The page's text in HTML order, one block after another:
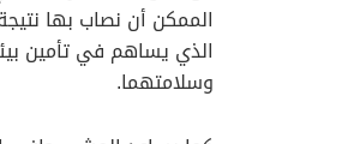
الممكن أن نصاب بها
الذي يساهم في تأمين
وسلامتهما.